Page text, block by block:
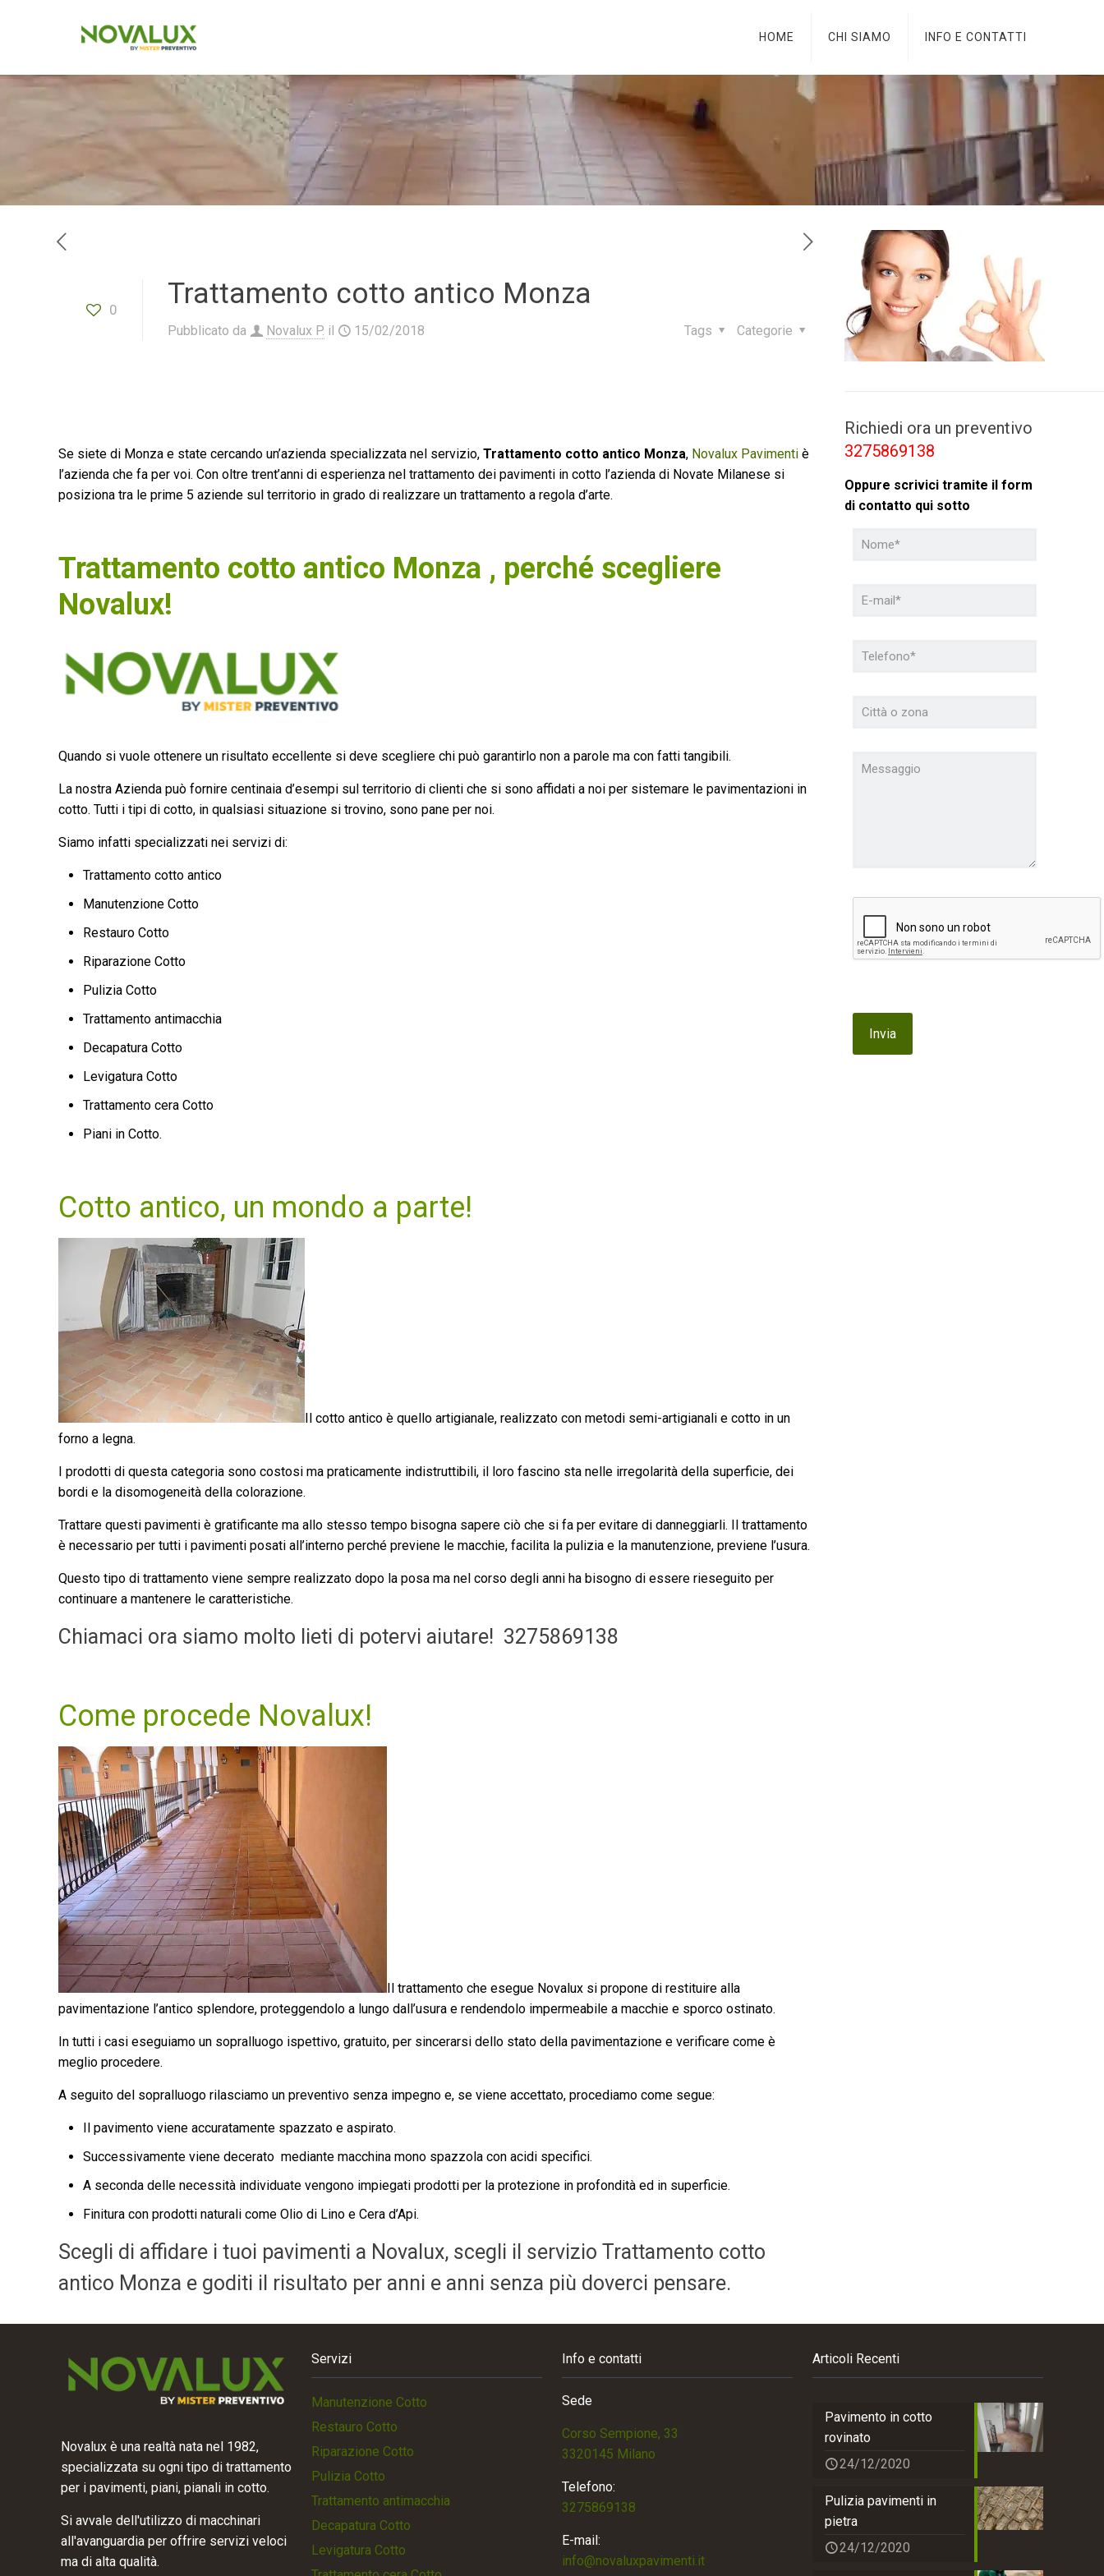
HOME CHI SIAMO INFO E CONTATTI
0 Trattamento cotto antico Monza
Pubblicato da Novalux P. il 15/02/2018 Categorie
Tags
Se siete di Monza e state cercando un’azienda specializzata nel servizio,Trattamento cotto antico Monza, Novalux Pavimenti è
l’azienda che fa per voi. Con oltre trent’anni di esperienza nel trattamento dei pavimenti in cotto l’azienda di Novate Milanese si
posiziona tra le prime 5 aziende sul territorio in grado di realizzare un trattamento a regola d’arte.
Trattamento cotto antico Monza , perché scegliere
Novalux!
Quando si vuole ottenere un risultato eccellente si deve scegliere chi può garantirlo non a parole ma con fatti tangibili.
La nostra Azienda può fornire centinaia d’esempi sul territorio di clienti che si sono affidati a noi per sistemare le pavimentazioni in
cotto. Tutti i tipi di cotto, in qualsiasi situazione si trovino, sono pane per noi.
Siamo infatti specializzati nei servizi di:
Trattamento cotto antico
Manutenzione Cotto
Restauro Cotto
Riparazione Cotto
Pulizia Cotto
Trattamento antimacchia
Decapatura Cotto
Levigatura Cotto
Trattamento cera Cotto
Piani in Cotto.
Cotto antico, un mondo a parte!
Il cotto antico è quello artigianale, realizzato con metodi semi-artigianali e cotto in un
forno a legna.
I prodotti di questa categoria sono costosi ma praticamente indistruttibili, il loro fascino sta nelle irregolarità della superficie, dei
bordi e la disomogeneità della colorazione.
Trattare questi pavimenti è gratificante ma allo stesso tempo bisogna sapere ciò che si fa per evitare di danneggiarli. Il trattamento
è necessario per tutti i pavimenti posati all’interno perché previene le macchie, facilita la pulizia e la manutenzione, previene l’usura.
Questo tipo di trattamento viene sempre realizzato dopo la posa ma nel corso degli anni ha bisogno di essere rieseguito per
continuare a mantenere le caratteristiche.
Chiamaci ora siamo molto lieti di potervi aiutare! 3275869138
Come procede Novalux!
Il trattamento che esegue Novalux si propone di restituire alla
pavimentazione l’antico splendore, proteggendolo a lungo dall’usura e rendendolo impermeabile a macchie e sporco ostinato.
In tutti i casi eseguiamo un sopralluogo ispettivo, gratuito, per sincerarsi dello stato della pavimentazione e verificare come è
meglio procedere.
A seguito del sopralluogo rilasciamo un preventivo senza impegno e, se viene accettato, procediamo come segue:
Il pavimento viene accuratamente spazzato e aspirato.
Successivamente viene decerato ​ mediante macchina mono spazzola con acidi specifici.
A seconda delle necessità individuate vengono impiegati prodotti per la protezione in profondità ed in superficie.
Finitura con prodotti naturali come Olio di Lino e Cera d’Api.
Scegli di affidare i tuoi pavimenti a Novalux, scegli il servizio Trattamento cotto
antico Monza e goditi il risultato per anni e anni senza più doverci pensare.
Richiedi ora un preventivo
3275869138
Oppure scrivici tramite il form
di contatto qui sotto
Novalux è una realtà nata nel 1982,
specializzata su ogni tipo di trattamento
per i pavimenti, piani, pianali in cotto.
Si avvale dell'utilizzo di macchinari
all'avanguardia per offrire servizi veloci
ma di alta qualità.
Servizi
Manutenzione Cotto
Restauro Cotto
Riparazione Cotto
Pulizia Cotto
Trattamento antimacchia
Decapatura Cotto
Levigatura Cotto
Info e contatti
Sede
Corso Sempione, 33
3320145 Milano
Telefono:
3275869138
E-mail:
info@novaluxpavimenti.it
Articoli Recenti
Pavimento in cotto
rovinato
24/12/2020
Pulizia pavimenti in
pietra
24/12/2020